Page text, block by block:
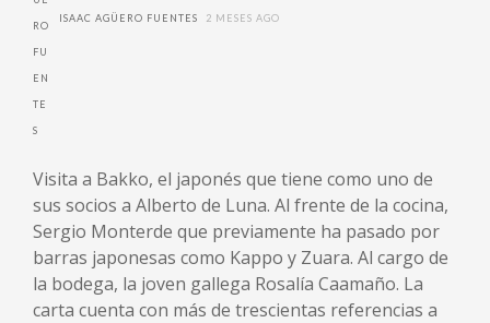
ISAAC AGÜERO FUENTES 2 MESES AGO
Visita a Bakko, el japonés que tiene como uno de
sus socios a Alberto de Luna. Al frente de la cocina,
Sergio Monterde que previamente ha pasado por
barras japonesas como Kappo y Zuara. Al cargo de
la bodega, la joven gallega Rosalía Caamaño. La
carta cuenta con más de trescientas referencias a